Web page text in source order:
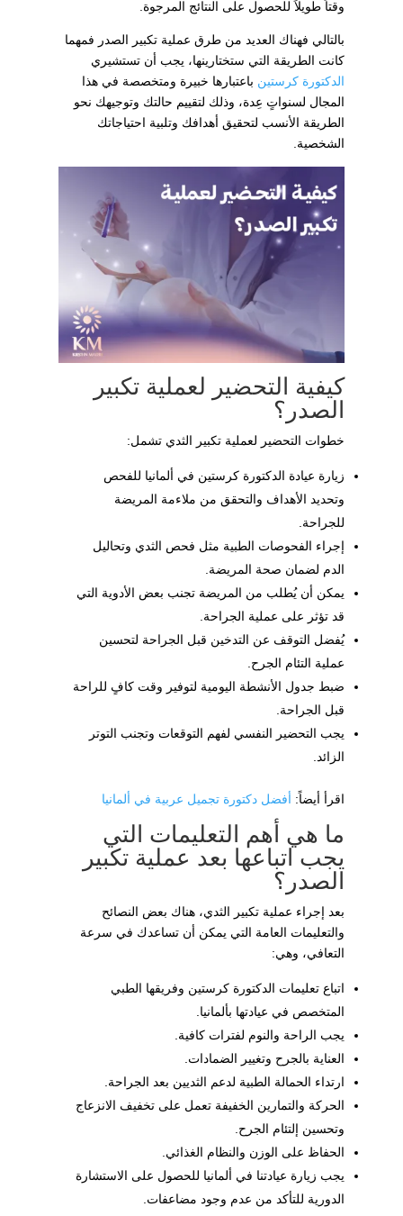
وقتاً طويلاً للحصول على النتائج المرجوة.
بالتالي فهناك العديد من طرق عملية تكبير الصدر فمهما
كانت الطريقة التي ستختارينها، يجب أن تستشيري
الدكتورة كرستين باعتبارها خبيرة ومتخصصة في هذا
المجال لسنواتٍ عِدة، وذلك لتقييم حالتك وتوجيهك نحو
الطريقة الأنسب لتحقيق أهدافك وتلبية احتياجاتك
الشخصية.
كيفية التحضير لعملية تكبير
الصدر؟
خطوات التحضير لعملية تكبير الثدي تشمل:
زيارة عيادة الدكتورة كرستين في ألمانيا للفحص
وتحديد الأهداف والتحقق من ملاءمة المريضة
للجراحة.
إجراء الفحوصات الطبية مثل فحص الثدي وتحاليل
الدم لضمان صحة المريضة.
يمكن أن يُطلب من المريضة تجنب بعض الأدوية التي
قد تؤثر على عملية الجراحة.
يُفضل التوقف عن التدخين قبل الجراحة لتحسين
عملية التئام الجرح.
ضبط جدول الأنشطة اليومية لتوفير وقت كافٍ للراحة
قبل الجراحة.
يجب التحضير النفسي لفهم التوقعات وتجنب التوتر
الزائد.
اقرأ أيضاً: أفضل دكتورة تجميل عربية في ألمانيا
ما هي أهم التعليمات التي
يجب اتباعها بعد عملية تكبير
الصدر؟
بعد إجراء عملية تكبير الثدي، هناك بعض النصائح
والتعليمات العامة التي يمكن أن تساعدك في سرعة
التعافي، وهي:
اتباع تعليمات الدكتورة كرستين وفريقها الطبي
المتخصص في عيادتها بألمانيا.
يجب الراحة والنوم لفترات كافية.
العناية بالجرح وتغيير الضمادات.
ارتداء الحمالة الطبية لدعم الثديين بعد الجراحة.
الحركة والتمارين الخفيفة تعمل على تخفيف الانزعاج
وتحسين إلتئام الجرح.
الحفاظ على الوزن والنظام الغذائي.
يجب زيارة عيادتنا في ألمانيا للحصول على الاستشارة
الدورية للتأكد من عدم وجود مضاعفات.